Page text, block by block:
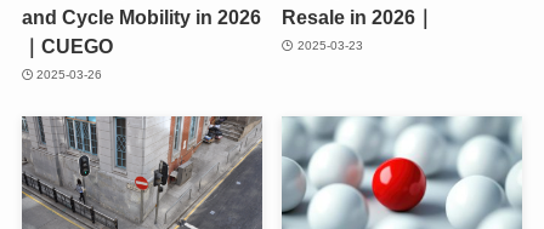
and Cycle Mobility in 2026
｜CUEGO
2025-03-26
Resale in 2026｜
2025-03-23